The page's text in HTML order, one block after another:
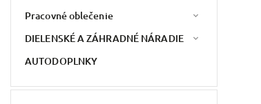
Pracovné oblečenie
DIELENSKÉ A ZÁHRADNÉ NÁRADIE
AUTODOPLNKY